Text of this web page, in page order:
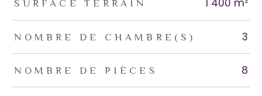
SURFACE TERRAIN 1 400 m²
NOMBRE DE CHAMBRE(S) 3
NOMBRE DE PIÈCES 8